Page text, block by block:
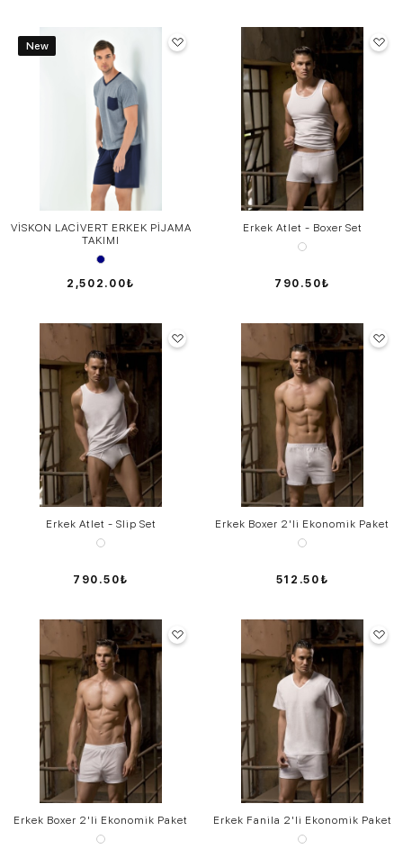
New
VİSKON LACİVERT ERKEK PİJAMA
TAKIMI
2,502.00₺
Erkek Atlet - Boxer Set
790.50₺
Erkek Atlet - Slip Set
790.50₺
Erkek Boxer 2'li Ekonomik Paket
512.50₺
Erkek Boxer 2'li Ekonomik Paket Erkek Fanila 2'li Ekonomik Paket